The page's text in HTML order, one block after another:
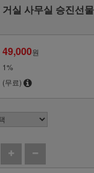
실 사무실 승진선물
49,000원
1%
(무료)